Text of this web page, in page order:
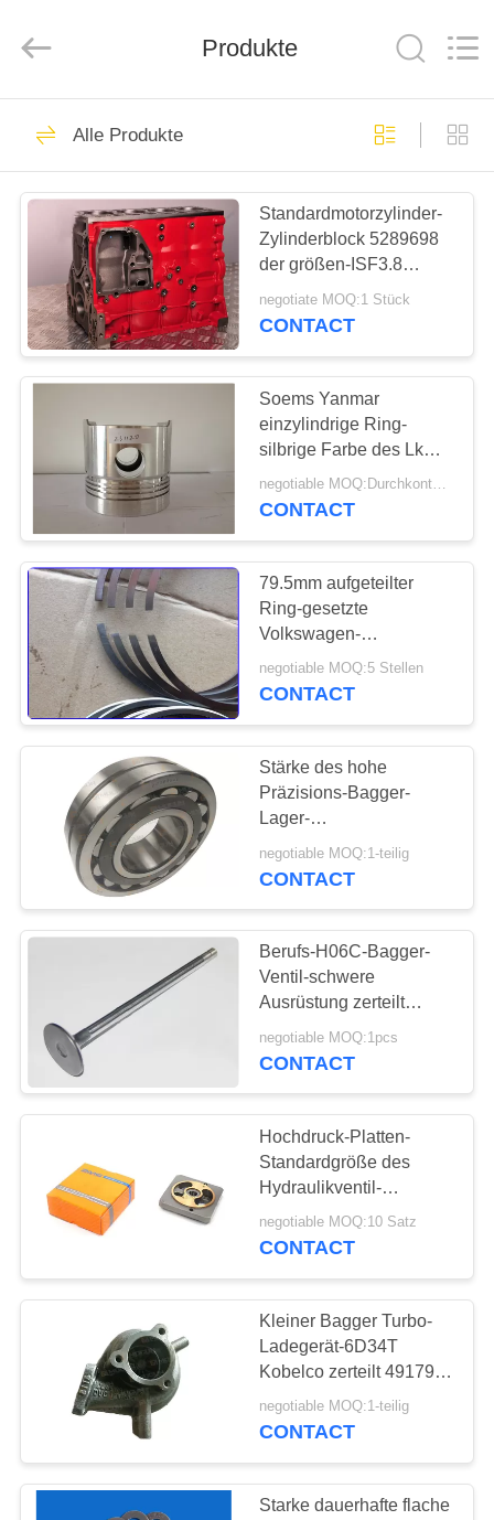
ZUHAUSE
PRODUKTE
WIR
ÜBER
UNS
WERKSFÜHRUNG
QUALITÄTSKONTROLLE
KONTAKTIEREN
SIE
UNS
FORDERN
SIE
EIN
ZITAT
SITEMAP
PRIVACY
Services
Co.,LTD.
Dieselmotorkolbenringe
Dieselmotor-Kolben
18
Brennstoff-
Einspritzdüse
17
Produkte
Alle Produkte
Standardmotorzylinder-
Zylinderblock 5289698
der größen-ISF3.8
Dieseliso anerkannt
negotiate MOQ:1 Stück
CONTACT
Soems Yanmar
einzylindrige Ring-
silbrige Farbe des Lkw-
Motor-Kolben-vier
negotiable MOQ:Durchkontaktierung
CONTACT
79.5mm aufgeteilter
Ring-gesetzte
Volkswagen-
Kolbenringe für
Korrosionsbeständigkeit
negotiable MOQ:5 Stellen
CONTACT
Stärke des hohe
Präzisions-Bagger-
Lager-
Selbstübereinstimmende
Rollenlager-80mm
negotiable MOQ:1-teilig
CONTACT
Berufs-H06C-Bagger-
Ventil-schwere
Ausrüstung zerteilt
13711-1550 13715-1110
negotiable MOQ:1pcs
CONTACT
Hochdruck-Platten-
Standardgröße des
Hydraulikventil-
HPV102/Farbe
negotiable MOQ:10 Satz
CONTACT
Kleiner Bagger Turbo-
Ladegerät-6D34T
Kobelco zerteilt 49179-
17822 49185-01010
negotiable MOQ:1-teilig
CONTACT
Starke dauerhafte flache